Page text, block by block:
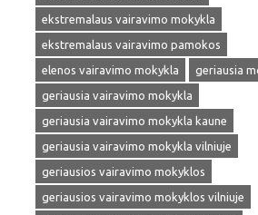
ekstremalaus vairavimo mokykla
ekstremalaus vairavimo pamokos
elenos vairavimo mokykla
geriausia
geriausia vairavimo mokykla
geriausia vairavimo mokykla kaune
geriausia vairavimo mokykla vilniuje
geriausios vairavimo mokyklos
geriausios vairavimo mokyklos vilniuje